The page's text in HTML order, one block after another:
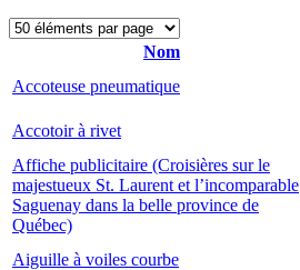
Nom
Accoteuse pneumatique
Accotoir à rivet
Affiche publicitaire (Croisières sur le
majestueux St. Laurent et l’incomparable
Saguenay dans la belle province de
Québec)
Aiguille à voiles courbe